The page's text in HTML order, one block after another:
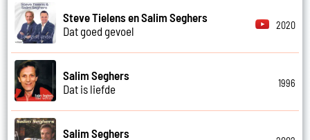
Steve Tielens en Salim Seghers
Dat goed gevoel
2020
Salim Seghers
Dat is liefde
1996
Salim Seghers